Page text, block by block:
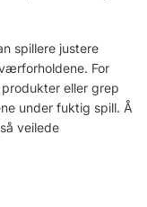
spillere justere
For
eller grep
under fuktig spill. Å
veilede